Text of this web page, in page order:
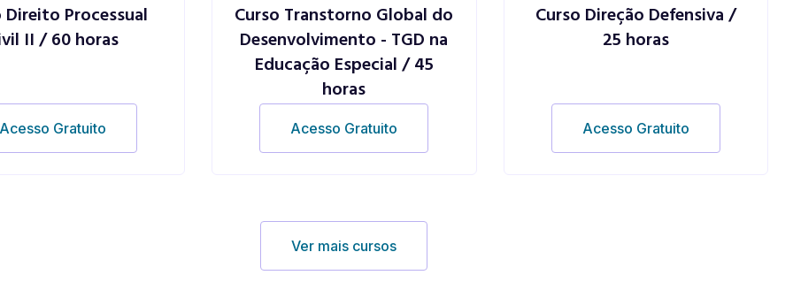
Direito Processual
II / 60 horas
Gratuito
Curso Transtorno Global do
Desenvolvimento - TGD na
Educação Especial / 45
horas
Acesso Gratuito
Curso Direção Defensiva /
25 horas
Acesso Gratuito
Ver mais cursos